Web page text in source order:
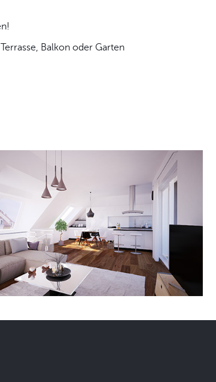
würden!
Balkon oder Garten